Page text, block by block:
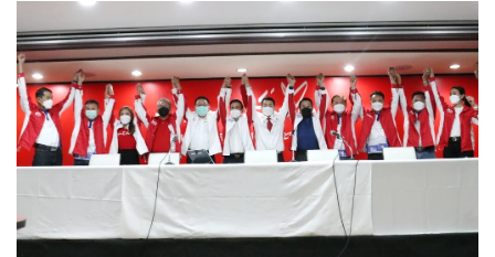
แล้ว ในตำแหน่งคณะที่ปรึกษารัฐมนตรีว่าการกระทรวงเกษตร
และสหกรณ์